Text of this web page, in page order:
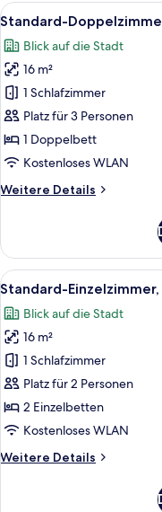
Alle
Fotos
für
Standard-
Doppelzimmer,
1
Schlafzimmer
anzeigen
8
Standard-
Blick auf die Stadt
16 m²
1 Schlafzimmer
Platz für 3 Personen
1 Doppelbett
Kostenloses WLAN
Weitere Details
Weitere
Doppelzimmer,
Schlafzimmer
Alle
Fotos
für
Standard-
Einzelzimmer,
2 Einzelbetten
anzeigen
7
Standard-
Blick auf die Stadt
16 m²
1 Schlafzimmer
Platz für 2 Personen
2 Einzelbetten
Kostenloses WLAN
Weitere Details
Weitere